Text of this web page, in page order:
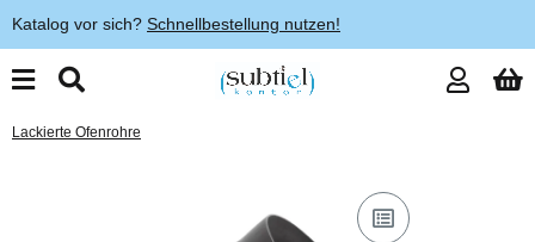
Katalog vor sich? Schnellbestellung nutzen!
Lackierte Ofenrohre